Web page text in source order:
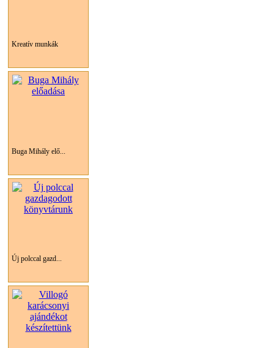
Kreatív munkák
Buga Mihály elő...
Új polccal gazd...